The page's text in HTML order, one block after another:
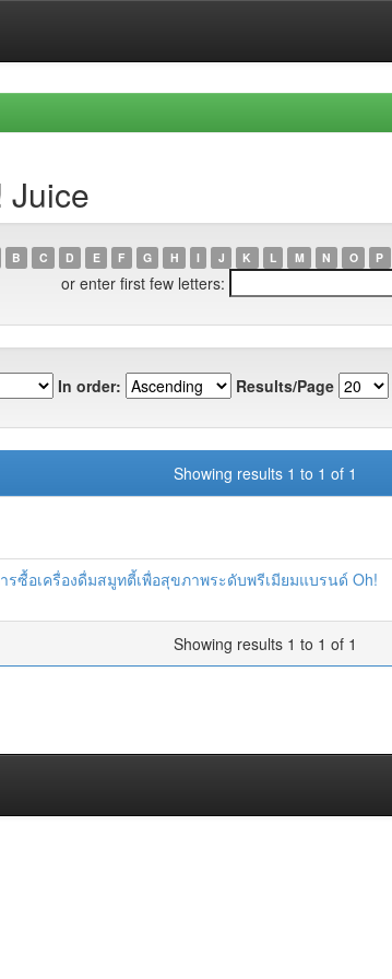
Juice
B C D E F G H I J K L M N O P
or enter first few letters:
In order: Results/Page
Showing results 1 to 1 of 1
ซื้อเครื่องดื่มสมูทตี้เพื่อสุขภาพระดับพรีเมียมแบรนด์ Oh!
Showing results 1 to 1 of 1